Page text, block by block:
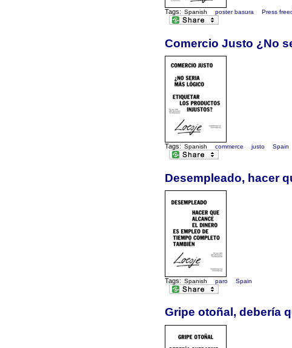
Tags: Spanish poster basura Press
Comercio Justo ¿No
Tags: Spanish commerce justo Spain
Desempleado, hacer
Tags: Spanish paro Spain
Gripe otoñal, debería